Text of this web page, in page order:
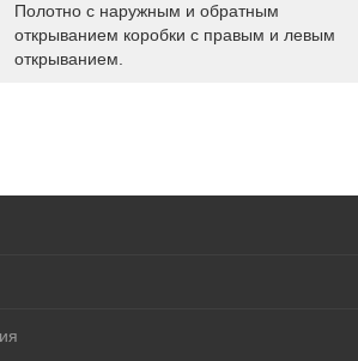
Полотно с наружным и обратным
открыванием коробки с правым и левым
открыванием.